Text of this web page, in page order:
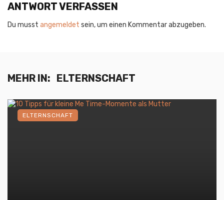
ANTWORT VERFASSEN
Du musst angemeldet sein, um einen Kommentar abzugeben.
MEHR IN: ELTERNSCHAFT
ELTERNSCHAFT